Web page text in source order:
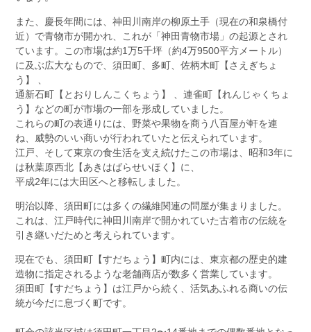
また、慶長年間には、神田川南岸の柳原土手（現在の和泉橋付
近）で青物市が開かれ、これが「神田青物市場」の起源とされ
ています。​この市場は約1万5千坪（約4万9500平方メートル）
に及ぶ広大なもので、須田町、多町、佐柄木町【さえぎちょ
う】 、
通新石町【とおりしんこくちょう】 、連雀町【れんじゃくちょ
う】などの町が市場の一部を形成していました。​
これらの町の表通りには、野菜や果物を商う八百屋が軒を連
ね、威勢のいい商いが行われていたと伝えられています。
江戸、そして東京の食生活を支え続けたこの市場は、昭和3年に
は秋葉原西北【あきはばらせいほく】に、
平成2年には大田区へと移転しました。
明治以降、須田町には多くの繊維関連の問屋が集まりました。​
これは、江戸時代に神田川南岸で開かれていた古着市の伝統を
引き継いだためと考えられています。
現在でも、須田町【すだちょう】町内には、東京都の歴史的建
造物に指定されるような老舗商店が数多く営業しています。
須田町【すだちょう】は江戸から続く、活気あふれる商いの伝
統が今だに息づく町です。